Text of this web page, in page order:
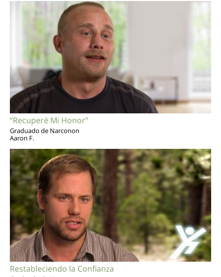
“Recuperé Mi Honor”
Graduado de Narconon
Aaron F.
Restableciendo la Confianza